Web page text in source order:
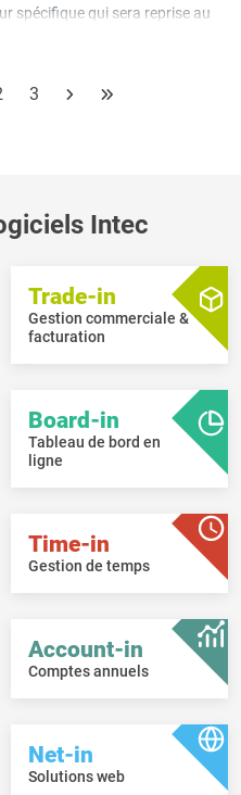
spécifique qui sera reprise au
disponible automatiquement.
3
Intec
Trade-in
Gestion commerciale &
facturation
Board-in
Tableau de bord en
ligne
Time-in
Gestion de temps
Account-in
Comptes annuels
Net-in
Solutions web